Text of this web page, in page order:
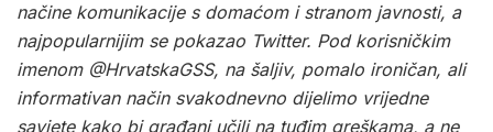
načine komunikacije s domaćom i stranom javnosti, a
najpopularnijim se pokazao Twitter. Pod korisničkim
imenom @HrvatskaGSS, na šaljiv, pomalo ironičan, ali
informativan način svakodnevno dijelimo vrijedne
savjete kako bi građani učili na tuđim greškama, a ne